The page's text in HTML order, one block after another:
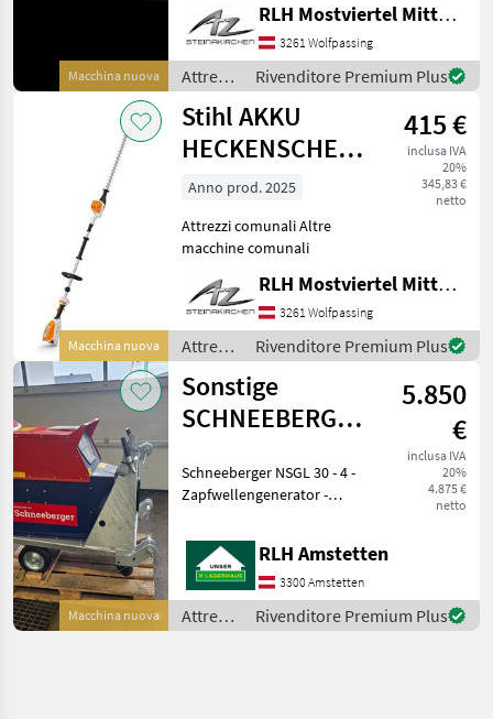
Macchina nuova
RLH Mostviertel Mitte - Standort Steinakirchen
3261 Wolfpassing
Attrezzi
comunali
/
Husqvarna
Rivenditore Premium Plus
Macchina nuova
Stihl AKKU
HECKENSCHERE
HLA 66 (115°)
415 €
inclusa IVA
20%
345,83 €
netto
Anno prod. 2025
Attrezzi comunali Altre
macchine comunali
RLH Mostviertel Mitte - Standort Steinakirchen
3261 Wolfpassing
Attrezzi
comunali
/ Stihl
Rivenditore Premium Plus
Macchina nuova
Sonstige
SCHNEEBERGER
ZAPFWELLENGENERATOR
NSGL 30
5.850
€
inclusa IVA
20%
4.875 €
netto
Schneeberger NSGL 30 - 4 -
Zapfwellengenerator -
Umschalter - 4 poliger
Synchrongenerator mit
1500 U/min und
elektronischer AVR
Spannungsregler +-
RLH Amstetten
3300 Amstetten
Attrezzi
comunali
Rivenditore Premium Plus